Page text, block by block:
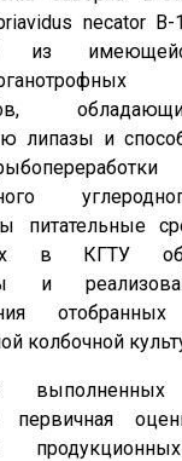
necator
из
липазы и
питательные
в КГТУ
и
колбочной
первичная